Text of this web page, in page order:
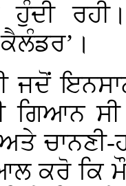
ਕੈਲੰਡਰ’।
ਜਦੋਂ
ਗਿਆਨ
ਚਾਨਣੀ-
ਕਰੋ ਕਿ